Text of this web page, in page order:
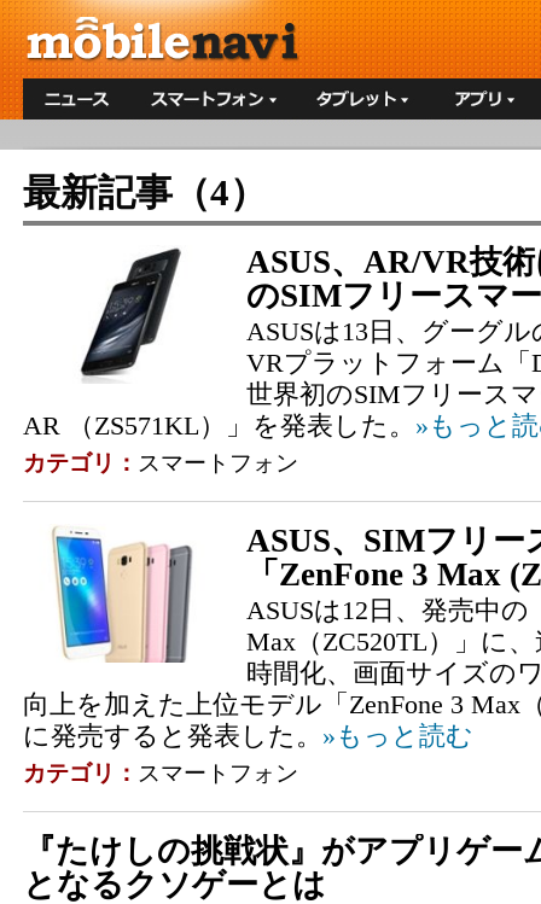
最新記事（4）
ASUS、AR/VR技
のSIMフリースマ
ASUSは13日、グーグル
VRプラットフォーム「
世界初のSIMフリース
AR （ZS571KL）」を発表した。 »もっと
カテゴリ： スマートフォン
ASUS、SIMフリー
「ZenFone 3 Max
ASUSは12日、発売中の
Max（ZC520TL）」に
時間化、画面サイズの
向上を加えた上位モデル「ZenFone 3 Max
に発売すると発表した。 »もっと読む
カテゴリ： スマートフォン
『たけしの挑戦状』がアプリゲ
となるクソゲーとは